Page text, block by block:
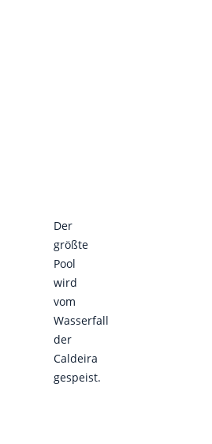
Der
größte
Pool
wird
vom
Wasserfall
der
Caldeira
gespeist.